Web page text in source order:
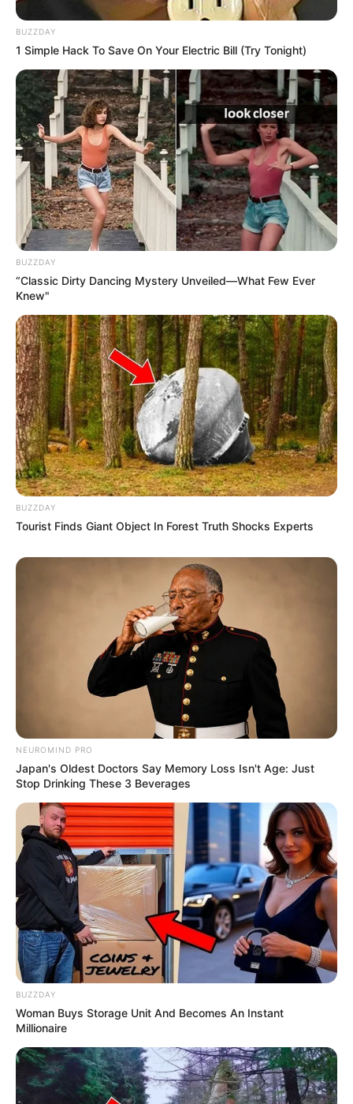
Participe do nosso grupo do
WhatsApp!
Fique informado em tempo real sobre as principais
notícias de Paraguaçu Paulista e região
Clique aqui para entrar no grupo
BUZZDAY
1 Simple Hack To Save On Your Electric Bill (Try Tonight)
BUZZDAY
“Classic Dirty Dancing Mystery Unveiled—What Few Ever
Knew"
BUZZDAY
Tourist Finds Giant Object In Forest Truth Shocks Experts
NEUROMIND PRO
Japan's Oldest Doctors Say Memory Loss Isn't Age: Just
Stop Drinking These 3 Beverages
BUZZDAY
Woman Buys Storage Unit And Becomes An Instant
Millionaire